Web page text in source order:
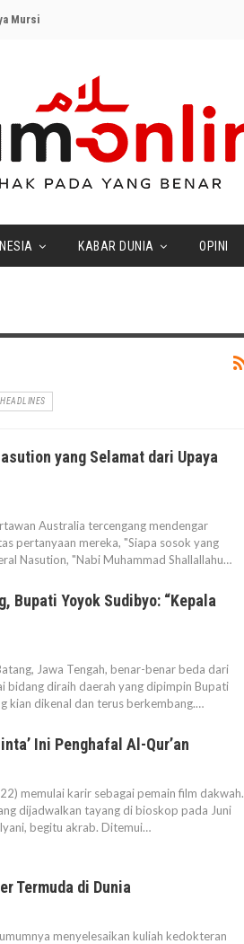
Mursi
KABAR DUNIA OPINI
HEADLINES
yang Selamat dari Upaya
Australia tercengang mendengar
pertanyaan mereka, "Siapa sosok yang
Nasution, "Nabi Muhammad Shallallahu…
Bupati Yoyok Sudibyo: “Kepala
Jawa Tengah, benar-benar beda dari
bidang diraih daerah yang dipimpin Bupati
kian dikenal dan terus berkembang.…
Ini Penghafal Al-Qur’an
memulai karir sebagai pemain film dakwah.
dijadwalkan tayang di bioskop pada Juni
begitu akrab. Ditemui…
Termuda di Dunia
menyelesaikan kuliah kedokteran